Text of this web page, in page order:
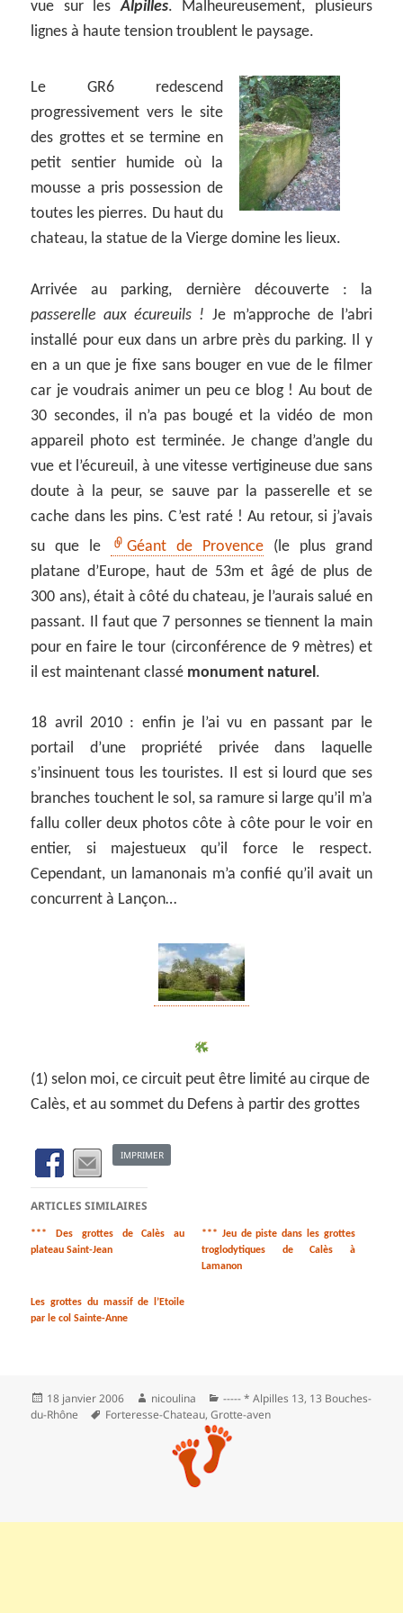
vue sur lesAlpilles. Malheureusement, plusieurs
lignes à haute tension troublent le paysage.
Le GR6 redescend
progressivement vers le site
des grottes et se termine en
petit sentier humide où la
mousse a pris possession de
toutes les pierres. Du haut du
chateau, la statue de la Vierge domine les lieux.
Arrivée au parking, dernière découverte : la
passerelle aux écureuils ! Je m’approche de l’abri
installé pour eux dans un arbre près du parking. Il y
en a un que je fixe sans bouger en vue de le filmer
car je voudrais animer un peu ce blog ! Au bout de
30 secondes, il n’a pas bougé et la vidéo de mon
appareil photo est terminée. Je change d’angle du
vue et l’écureuil, à une vitesse vertigineuse due sans
doute à la peur, se sauve par la passerelle et se
cache dans les pins. C’est raté ! Au retour, si j’avais
su que le
Géant de Provence(le plus grand
platane d’Europe, haut de 53m et âgé de plus de
300 ans), était à côté du chateau, je l’aurais salué en
passant. Il faut que 7 personnes se tiennent la main
pour en faire le tour (circonférence de 9 mètres) et
il est maintenant classé monument naturel .
18 avril 2010 : enfin je l’ai vu en passant par le
portail d’une propriété privée dans laquelle
s’insinuent tous les touristes. Il est si lourd que ses
branches touchent le sol, sa ramure si large qu’il m’a
fallu coller deux photos côte à côte pour le voir en
entier, si majestueux qu’il force le respect.
Cependant, un lamanonais m’a confié qu’il avait un
concurrent à Lançon…
(1) selon moi, ce circuit peut être limité au cirque de
Calès, et au sommet du Defens à partir des grottes
IMPRIMER
ARTICLES SIMILAIRES
*** Des grottes de Calès au
plateau Saint-Jean
*** Jeu de piste dans les grottes
troglodytiques de Calès à
Lamanon
Les grottes du massif de l’Etoile
par le col Sainte-Anne
Publié
le
18 janvier 2006 Auteur
nicoulina Catégories
----- * Alpilles 13, 13 Bouches-
du-Rhône
Mots-
clés
Forteresse-Chateau,Grotte-aven